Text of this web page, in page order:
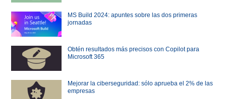
MS Build 2024: apuntes sobre las dos primeras
jornadas
Obtén resultados más precisos con Copilot para
Microsoft 365
Mejorar la ciberseguridad: sólo aprueba el 2% de las
empresas